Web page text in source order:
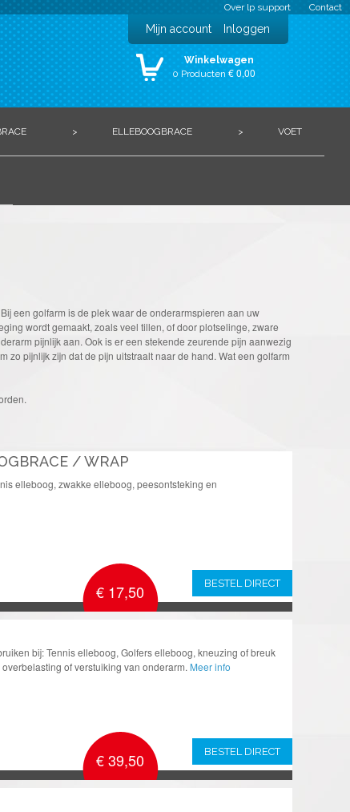
Over lp support Contact
Mijn account Inloggen
Winkelwagen
0 Producten € 0,00
> ELLEBOOGBRACE > VOET
een golfarm is de plek waar de onderarmspieren aan uw
wordt gemaakt, zoals veel tillen, of door plotselinge, zware
pijnlijk aan. Ook is er een stekende zeurende pijn aanwezig
pijnlijk zijn dat de pijn uitstraalt naar de hand. Wat een golfarm
/ WRAP
elleboog, zwakke elleboog, peesontsteking en
€ 17,50 BESTEL DIRECT
bij: Tennis elleboog, Golfers elleboog, kneuzing of breuk
of verstuiking van onderarm. Meer info
€ 39,50 BESTEL DIRECT